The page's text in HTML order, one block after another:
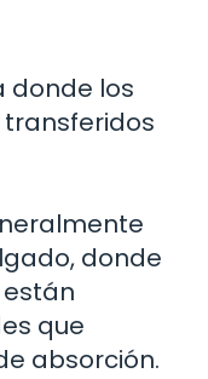
donde los
donde
que
absorción.